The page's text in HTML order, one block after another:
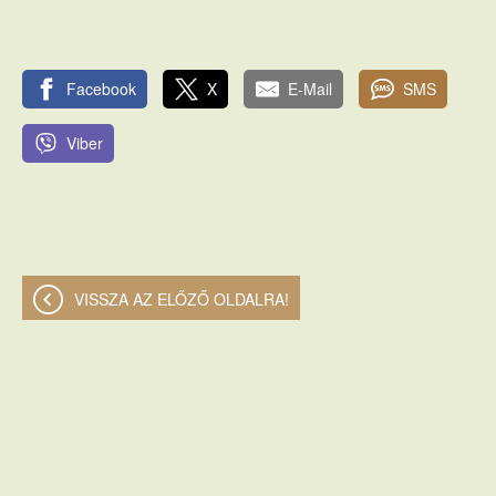
Facebook X E-Mail SMS
Viber
VISSZA AZ ELŐZŐ OLDALRA!